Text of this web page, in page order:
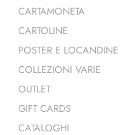
CARTAMONETA
CARTOLINE
POSTER E LOCANDINE
COLLEZIONI VARIE
OUTLET
GIFT CARDS
CATALOGHI